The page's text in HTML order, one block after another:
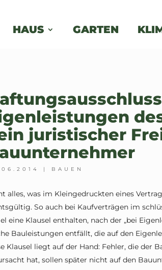
HAUS GARTEN
juristischer
| BAUEN
alles, was im Kleingedruckten eines
So auch bei Kaufverträgen im
eine Klausel enthalten, nach der „bei
Bauleistungen entfällt, die auf den
Klausel liegt auf der Hand: Fehler, die der
hat, sollen später nicht auf den